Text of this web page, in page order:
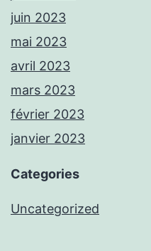
juin 2023
mai 2023
avril 2023
mars 2023
février 2023
janvier 2023
Categories
Uncategorized